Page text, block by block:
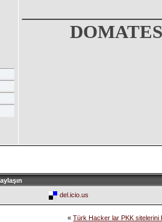
del.icio.us
« Türk Hacker lar PKK sitelerini